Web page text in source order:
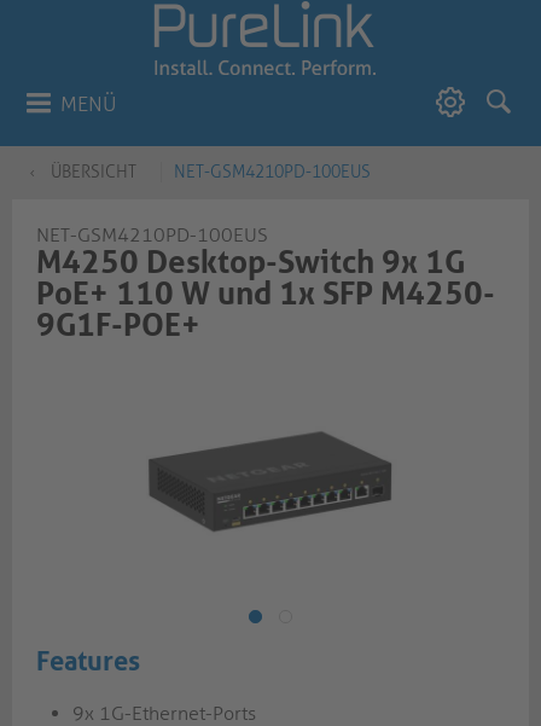
MENÜ
ÜBERSICHT NET-GSM4210PD-100EUS
NET-GSM4210PD-100EUS
M4250 Desktop-Switch 9x 1G
PoE+ 110 W und 1x SFP M4250-
9G1F-POE+
Features
9x 1G-Ethernet-Ports